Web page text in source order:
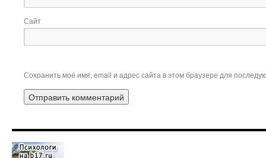
Сайт
Сохранить моё имя, email и адрес сайта в этом браузере для